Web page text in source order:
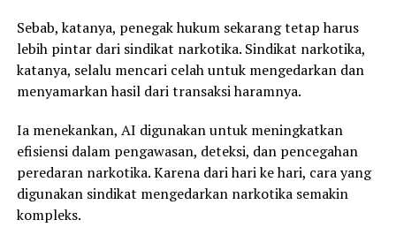
Sebab, katanya, penegak hukum sekarang tetap harus
lebih pintar dari sindikat narkotika. Sindikat narkotika,
katanya, selalu mencari celah untuk mengedarkan dan
menyamarkan hasil dari transaksi haramnya.
Ia menekankan, AI digunakan untuk meningkatkan
efisiensi dalam pengawasan, deteksi, dan pencegahan
peredaran narkotika. Karena dari hari ke hari, cara yang
digunakan sindikat mengedarkan narkotika semakin
kompleks.